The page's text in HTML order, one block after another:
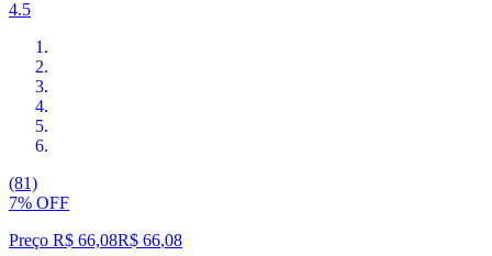
4.5
(81)
7% OFF
Preço R$ 66,08R$ 66,08